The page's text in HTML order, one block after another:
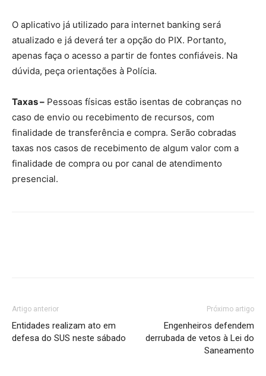
O aplicativo já utilizado para internet banking será
atualizado e já deverá ter a opção do PIX. Portanto,
apenas faça o acesso a partir de fontes confiáveis. Na
dúvida, peça orientações à Polícia.
Taxas – Pessoas físicas estão isentas de cobranças no
caso de envio ou recebimento de recursos, com
finalidade de transferência e compra. Serão cobradas
taxas nos casos de recebimento de algum valor com a
finalidade de compra ou por canal de atendimento
presencial.
Artigo anterior
Entidades realizam ato em
defesa do SUS neste sábado
Próximo artigo
Engenheiros defendem
derrubada de vetos à Lei do
Saneamento